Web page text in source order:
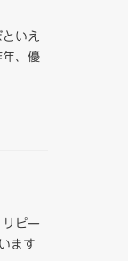
いえ
、優
ピー
ます